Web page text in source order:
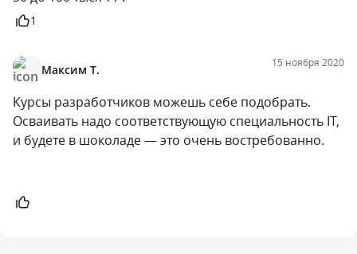
1
Максим Т. 15 ноября 2020
Курсы разработчиков можешь себе подобрать.
Осваивать надо соответствующую специальность IT,
и будете в шоколаде — это очень востребованно.